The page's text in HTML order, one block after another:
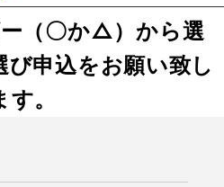
（〇か△）から選
び申込をお願い致し
す。